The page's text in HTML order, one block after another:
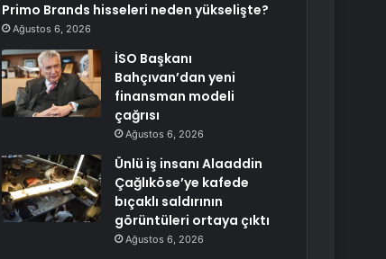
Primo Brands hisseleri neden yükselişte?
Ağustos 6, 2026
İSO Başkanı
Bahçıvan’dan yeni
finansman modeli
çağrısı
Ağustos 6, 2026
Ünlü iş insanı Alaaddin
Çağlıköse’ye kafede
bıçaklı saldırının
görüntüleri ortaya çıktı
Ağustos 6, 2026